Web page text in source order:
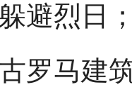
避烈日
罗马建